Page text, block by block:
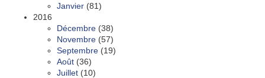
Janvier (81)
2016
Décembre (38)
Novembre (57)
Septembre (19)
Août (36)
Juillet (10)